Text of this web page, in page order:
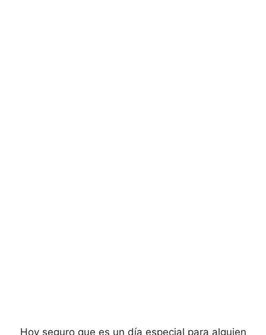
Hoy seguro que es un día especial para alguien